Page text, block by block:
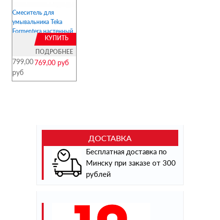
Смеситель для
умывальника Teka
Formentera настенный
КУПИТЬ
ПОДРОБНЕЕ
769,00 руб
799,00
руб
ДОСТАВКА
Бесплатная доставка по
Минску при заказе от 300
рублей